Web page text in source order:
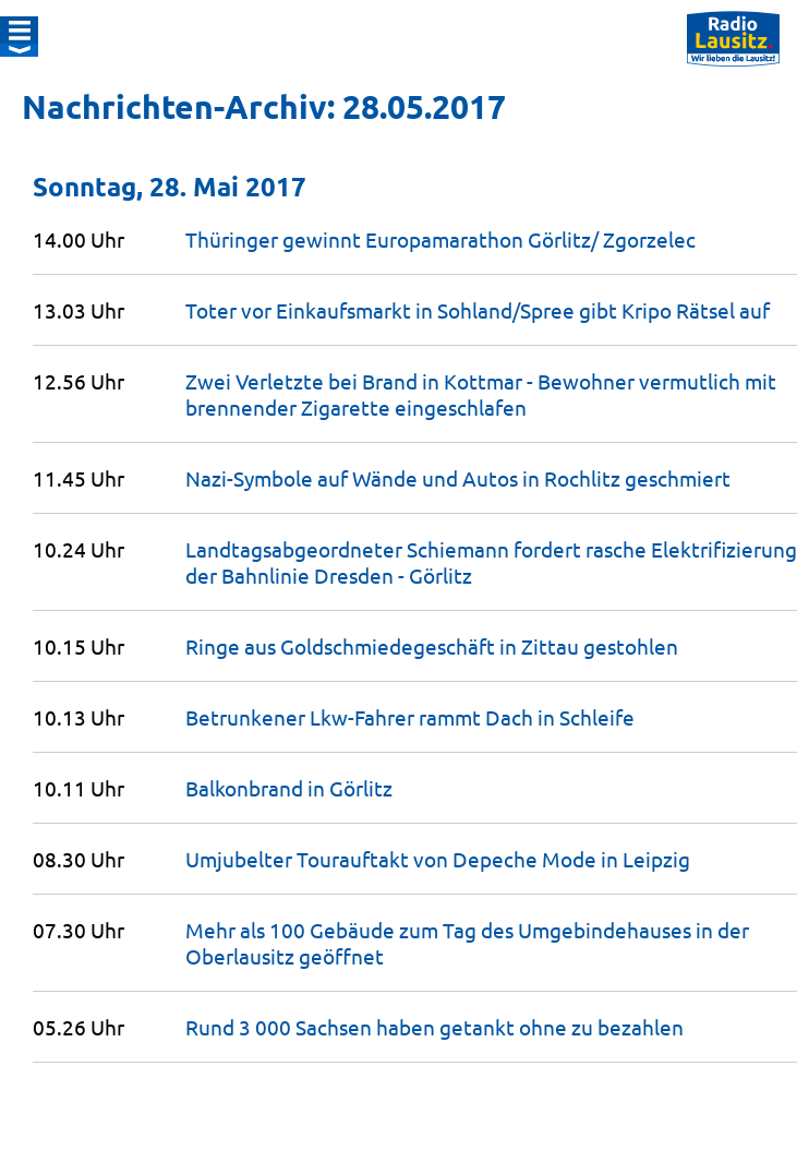
Nachrichten-Archiv: 28.05.2017
Sonntag, 28. Mai 2017
14.00 Uhr Thüringer gewinnt Europamarathon Görlitz/Zgorzelec
13.03 Uhr Toter vor Einkaufsmarkt in Sohland/Spree gibt Kripo Rätselauf
12.56 Uhr
Zwei Verletzte bei Brand in Kottmar - Bewohner vermutlich mit
brennender Zigarette eingeschlafen
11.45 Uhr Nazi-Symbole auf Wände und Autos in Rochlitz geschmiert
10.24 Uhr
Landtags­ab­ge­ordneter Schiemann fordert rasche Elektrifizierung
der Bahnlinie Dresden - Görlitz
10.15 Uhr Ringe aus Goldschmie­de­geschäft in Zittau gestohlen
10.13 Uhr Betrunkener Lkw-Fahrer rammt Dach in Schleife
10.11 Uhr Balkonbrand in Görlitz
08.30 Uhr Umjubelter Tourauftakt von Depeche Mode in Leipzig
07.30 Uhr
Mehr als 100 Gebäude zum Tag des Umgebindehauses in der
Oberlausitz geöffnet
05.26 Uhr Rund 3 000 Sachsen haben getankt ohne zu bezahlen